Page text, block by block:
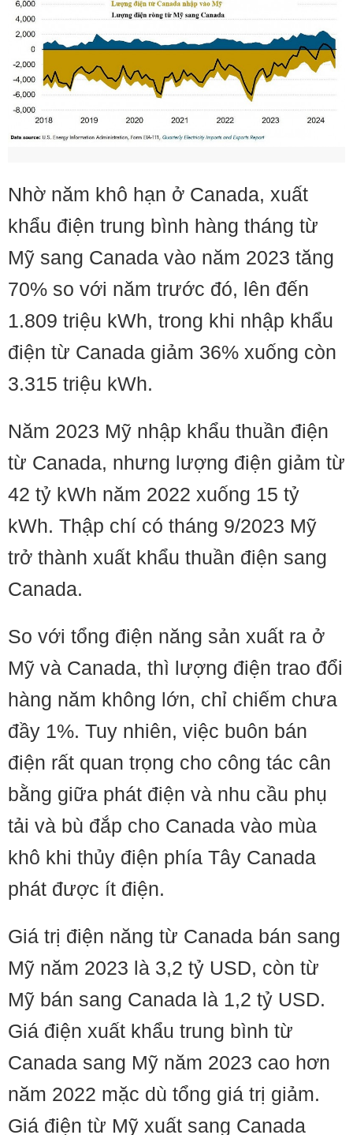
Nhờ năm khô hạn ở Canada, xuất
khẩu điện trung bình hàng tháng từ
Mỹ sang Canada vào năm 2023 tăng
70% so với năm trước đó, lên đến
1.809 triệu kWh, trong khi nhập khẩu
điện từ Canada giảm 36% xuống còn
3.315 triệu kWh.
Năm 2023 Mỹ nhập khẩu thuần điện
từ Canada, nhưng lượng điện giảm từ
42 tỷ kWh năm 2022 xuống 15 tỷ
kWh. Thập chí có tháng 9/2023 Mỹ
trở thành xuất khẩu thuần điện sang
Canada.
So với tổng điện năng sản xuất ra ở
Mỹ và Canada, thì lượng điện trao đổi
hàng năm không lớn, chỉ chiếm chưa
đầy 1%. Tuy nhiên, việc buôn bán
điện rất quan trọng cho công tác cân
bằng giữa phát điện và nhu cầu phụ
tải và bù đắp cho Canada vào mùa
khô khi thủy điện phía Tây Canada
phát được ít điện.
Giá trị điện năng từ Canada bán sang
Mỹ năm 2023 là 3,2 tỷ USD, còn từ
Mỹ bán sang Canada là 1,2 tỷ USD.
Giá điện xuất khẩu trung bình từ
Canada sang Mỹ năm 2023 cao hơn
năm 2022 mặc dù tổng giá trị giảm.
Giá điện từ Mỹ xuất sang Canada